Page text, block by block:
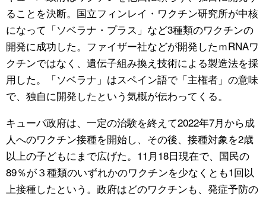
ることを決断。国立フィンレイ・ワクチン研究所が中核
になって「ソベラナ・プラス」など3種類のワクチンの
開発に成功した。ファイザー社などが開発したｍRNAワ
クチンではなく、遺伝子組み換え技術による製造法を採
用した。「ソベラナ」はスペイン語で「主権者」の意味
で、独自に開発したという気概が伝わってくる。
キューバ政府は、一定の治験を終えて2022年7月から成
人へのワクチン接種を開始し、その後、接種対象を2歳
以上の子どもにまで広げた。11月18日現在で、国民の
89％が３種類のいずれかのワクチンを少なくとも1回以
上接種したという。政府はどのワクチンも、発症予防の